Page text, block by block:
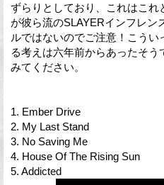
ずらりとしており、これはこ
が彼ら流のSLAYERインフレン
ルではないのでご注意！こう
る考えは六年前からあったそ
みてください。
1. Ember Drive
2. My Last Stand
3. No Saving Me
4. House Of The Rising Sun
5. Addicted